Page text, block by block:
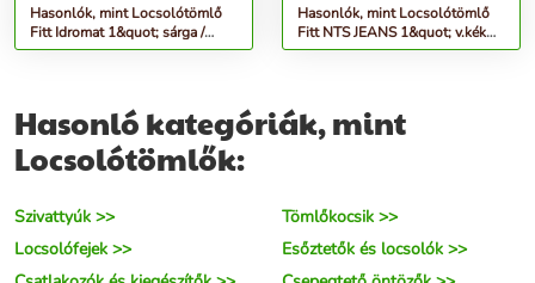
Hasonlók, mint Locsolótömlő
Fitt Idromat 1&quot; sárga /
25fm / 8 bar
Hasonlók, mint Locsolótömlő
Fitt NTS JEANS 1&quot; v.kék
25fm 22 bar csavarodásmentes
Hasonló kategóriák, mint
Locsolótömlők:
Szivattyúk >>
Tömlőkocsik >>
Locsolófejek >>
Esőztetők és locsolók >>